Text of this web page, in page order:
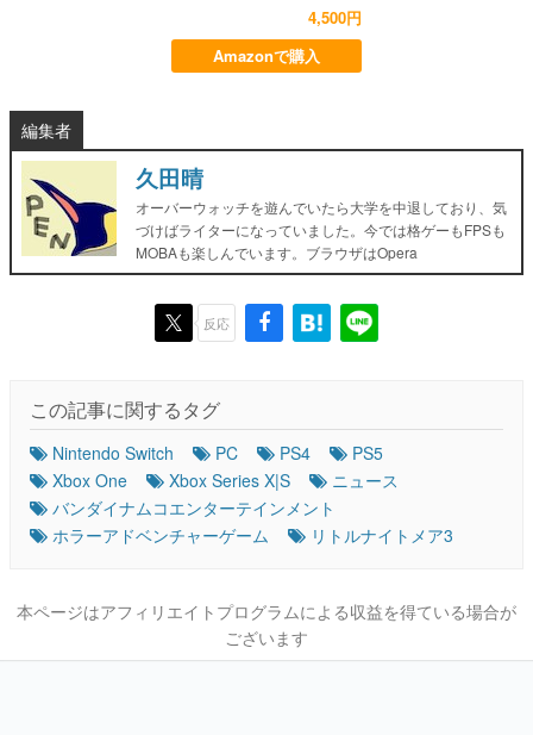
4,500円
Amazonで購入
編集者
久田晴
オーバーウォッチを遊んでいたら大学を中退しており、気
づけばライターになっていました。今では格ゲーもFPSも
MOBAも楽しんでいます。ブラウザはOpera
反応
この記事に関するタグ
Nintendo Switch PC PS4
PS5
Xbox One
Xbox Series X|S
ニュース
バンダイナムコエンターテインメント
ホラーアドベンチャーゲーム
リトルナイトメア3
本ページはアフィリエイトプログラムによる収益を得ている場合が
ございます